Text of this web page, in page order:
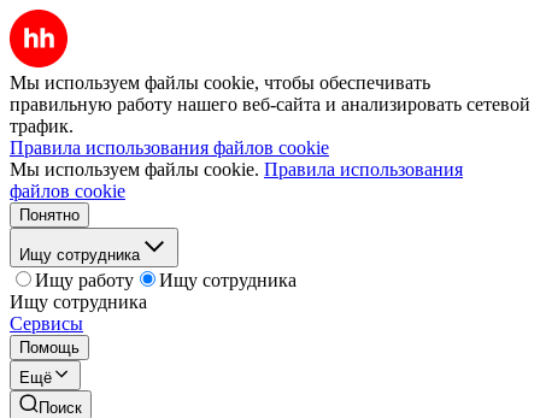
Мы используем файлы cookie, чтобы обеспечивать
правильную работу нашего веб-сайта и анализировать сетевой
трафик.
Правила использования файлов cookie
Мы используем файлы cookie. Правила использования
файлов cookie
Понятно
Ищу сотрудника
Ищу работу
Ищу сотрудника
Ищу сотрудника
Сервисы
Помощь
Ещё
Поиск